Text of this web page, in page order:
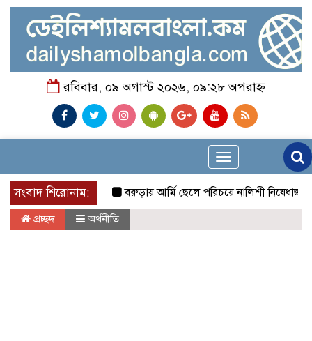
রবিবার, ০৯ অগাস্ট ২০২৬, ০৯:২৮ অপরাহ্ন
Toggle
navigation
সংবাদ শিরোনাম:
বরুড়ায় আর্মি ছেলে পরিচয়ে নালিশী নিষেধাজ্ঞা
প্রচ্ছদ অর্থনীতি